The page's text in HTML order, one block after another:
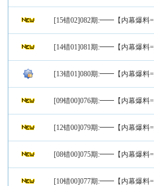
[15错02]082期:━━【内幕爆料
[14错01]081期:━━【内幕爆料
[13错01]080期:━━【内幕爆料
[09错00]076期:━━【内幕爆料
[12错00]079期:━━【内幕爆料
[08错00]075期:━━【内幕爆料
[10错00]077期:━━【内幕爆料